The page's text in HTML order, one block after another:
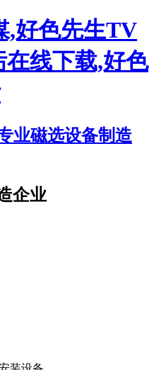
,好色先生TV
线下载,好色
企业